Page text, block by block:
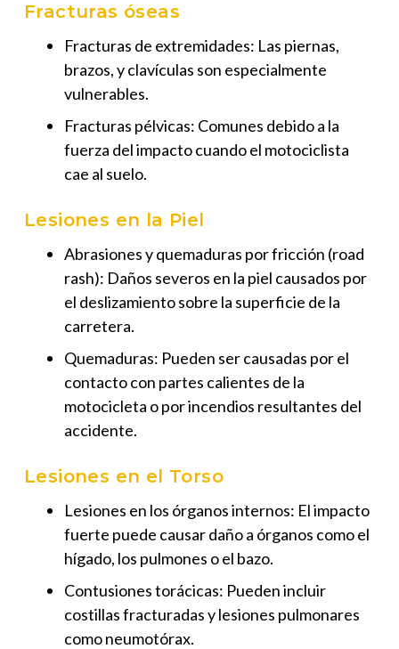
Fracturas óseas
Fracturas de extremidades: Las piernas,
brazos, y clavículas son especialmente
vulnerables.
Fracturas pélvicas: Comunes debido a la
fuerza del impacto cuando el motociclista
cae al suelo.
Lesiones en la Piel
Abrasiones y quemaduras por fricción (road
rash): Daños severos en la piel causados por
el deslizamiento sobre la superficie de la
carretera.
Quemaduras: Pueden ser causadas por el
contacto con partes calientes de la
motocicleta o por incendios resultantes del
accidente.
Lesiones en el Torso
Lesiones en los órganos internos: El impacto
fuerte puede causar daño a órganos como el
hígado, los pulmones o el bazo.
Contusiones torácicas: Pueden incluir
costillas fracturadas y lesiones pulmonares
como neumotórax.